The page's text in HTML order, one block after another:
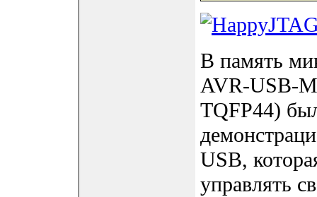
В память
AVR-USB-
TQFP44)
USB,
управлять